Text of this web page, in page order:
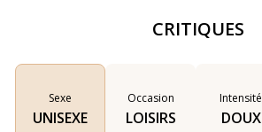
CRITIQUES
Sexe
UNISEXE
Occasion
LOISIRS
Intensité
DOUX